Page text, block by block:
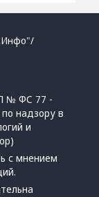
№ ФС 77 -
надзору в
и
с мнением